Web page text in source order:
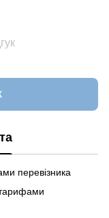
перевізника